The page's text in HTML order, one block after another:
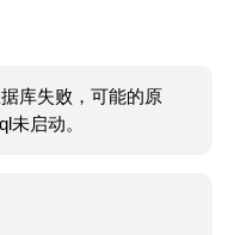
库失败，可能的原
未启动。